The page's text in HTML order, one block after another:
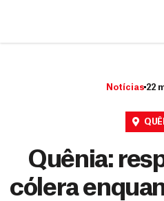
r
Notícias 22
Quênia:
cólera
a
r